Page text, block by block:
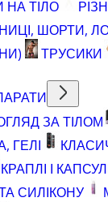
НА ТІЛО
ШОРТИ,
ТРУСИКИ
ЗА ТІЛОМ
ГЕЛІ
КРАПЛІ І
СИЛІКОНУ